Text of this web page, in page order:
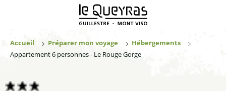
principal
Accueil Préparer mon voyage
Hébergements
Appartement 6 personnes - Le Rouge Gorge